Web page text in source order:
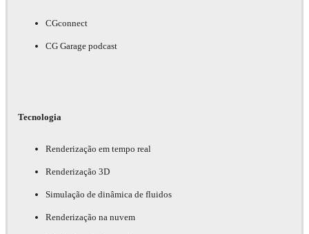
CGconnect
CG Garage podcast
Tecnologia
Renderização em tempo real
Renderização 3D
Simulação de dinâmica de fluidos
Renderização na nuvem